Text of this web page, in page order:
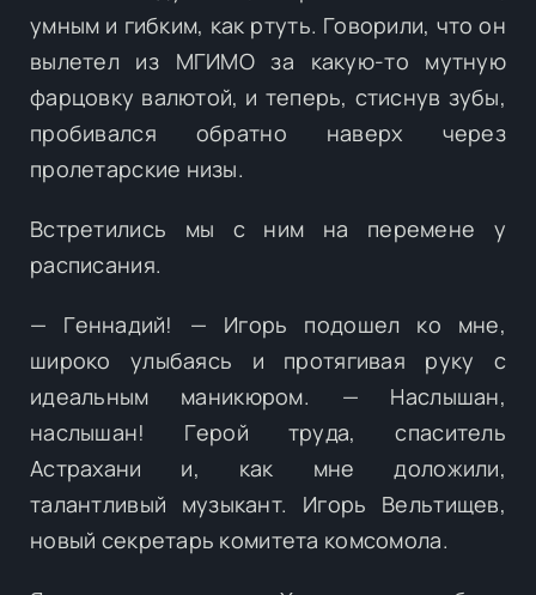
умным и гибким, как ртуть. Говорили, что он
вылетел из МГИМО за какую-то мутную
фарцовку валютой, и теперь, стиснув зубы,
пробивался обратно наверх через
пролетарские низы.
Встретились мы с ним на перемене у
расписания.
— Геннадий! — Игорь подошел ко мне,
широко улыбаясь и протягивая руку с
идеальным маникюром. — Наслышан,
наслышан! Герой труда, спаситель
Астрахани и, как мне доложили,
талантливый музыкант. Игорь Вельтищев,
новый секретарь комитета комсомола.